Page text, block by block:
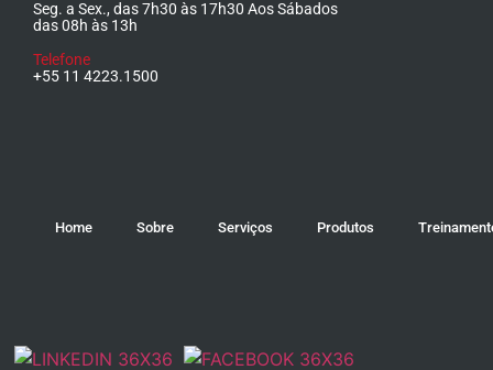
Seg. a Sex., das 7h30 às 17h30 Aos Sábados
das 08h às 13h
Telefone
+55 11 4223.1500
Home Sobre Serviços Produtos